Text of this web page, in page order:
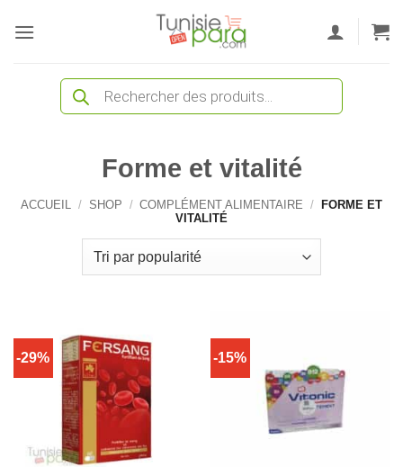
Recherche
produits
Forme et vitalité
ACCUEIL / SHOP / COMPLÉMENT ALIMENTAIRE /
FORME ET
VITALITÉ
-29% -15%